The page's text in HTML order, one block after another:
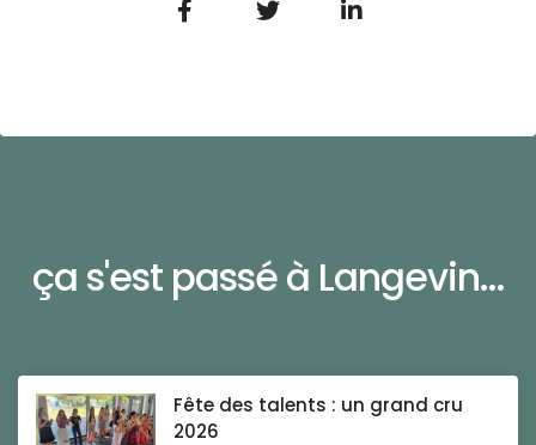
ça s'est passé à Langevin...
Fête des talents : un grand cru
2026